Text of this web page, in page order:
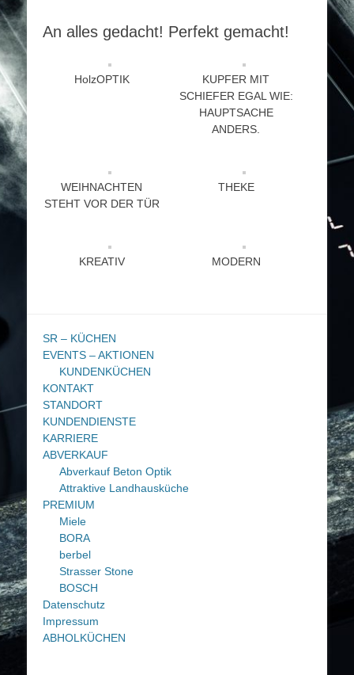
An alles gedacht! Perfekt gemacht!
HolzOPTIK
KUPFER MIT
SCHIEFER EGAL WIE:
HAUPTSACHE
ANDERS.
WEIHNACHTEN
STEHT VOR DER TÜR
THEKE
KREATIV MODERN
SR – KÜCHEN
EVENTS – AKTIONEN
KUNDENKÜCHEN
KONTAKT
STANDORT
KUNDENDIENSTE
KARRIERE
ABVERKAUF
Abverkauf Beton Optik
Attraktive Landhausküche
PREMIUM
Miele
BORA
berbel
Strasser Stone
BOSCH
Datenschutz
Impressum
ABHOLKÜCHEN